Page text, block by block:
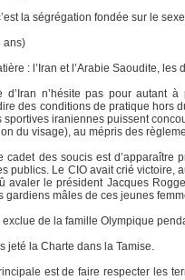
la ségrégation fondée sur le
ans)
: l’Iran et l’Arabie Saoudite,
d’Iran n’hésite pas pour autant
des conditions de pratique hors
iraniennes puissent
du visage), au mépris des
cadet des soucis est
publics. Le CIO avait crié victoire,
avaler le président Jacques
gardiens mâles de ces jeunes
exclue de la famille Olympique
jeté la Charte dans la Tamise.
est de faire respecter les